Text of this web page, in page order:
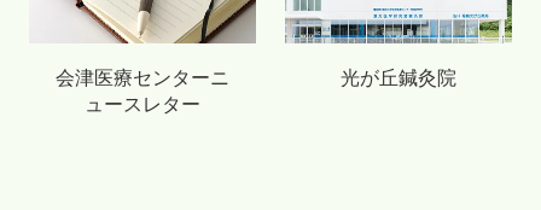
会津医療センターニ
ュースレター
光が丘鍼灸院